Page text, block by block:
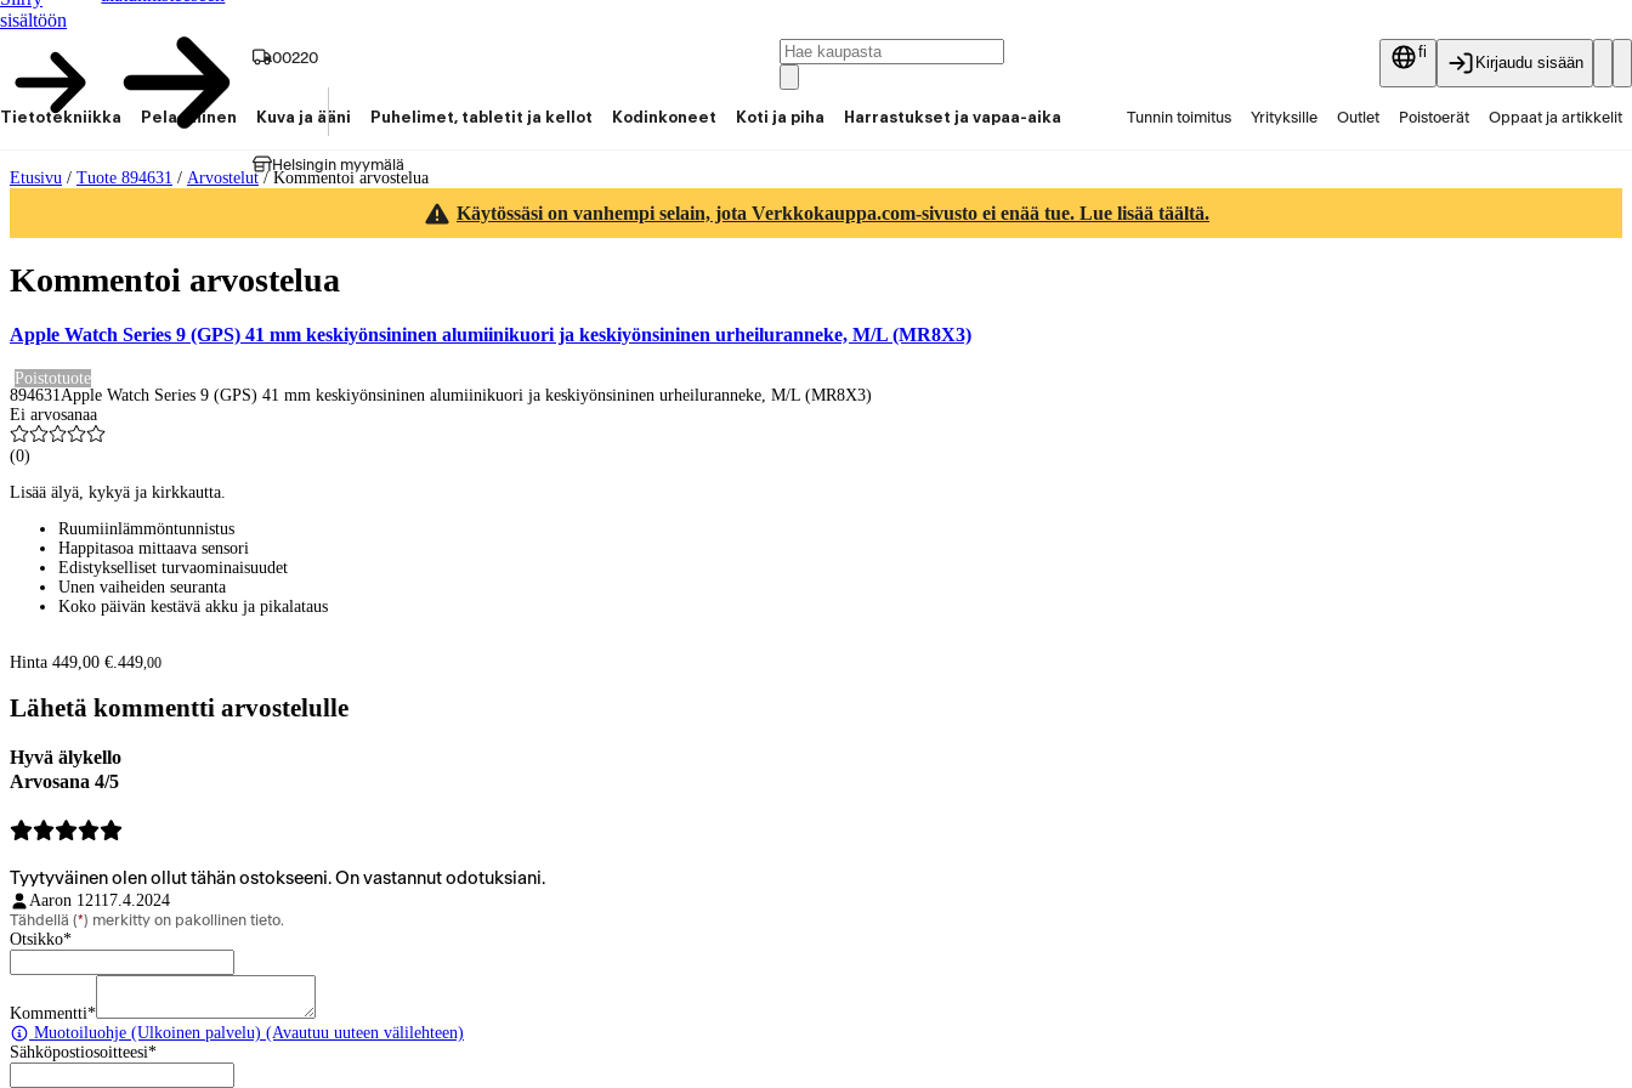
sisältöön
00220
Helsingin myymälä
fi
Kirjaudu sisään
Tietotekniikka Pelaaminen Kuva ja ääni Puhelimet, tabletit ja kellot Kodinkoneet Koti ja piha Harrastukset ja vapaa-aika Tunnin toimitus Yrityksille Outlet Poistoerät Oppaat ja artikkelit
Etusivu / Tuote 894631 / Arvostelut/ Kommentoi arvostelua
Käytössäsi on vanhempi selain, jota Verkkokauppa.com-sivusto ei enää tue. Lue lisää täältä.
Kommentoi arvostelua
Apple Watch Series 9 (GPS) 41 mm keskiyönsininen alumiinikuori ja keskiyönsininen urheiluranneke, M/L (MR8X3)
Poistotuote
894631Apple Watch Series 9 (GPS) 41 mm keskiyönsininen alumiinikuori ja keskiyönsininen urheiluranneke, M/L (MR8X3)
Ei arvosanaa
(0)
Lisää älyä, kykyä ja kirkkautta.
Ruumiinlämmöntunnistus
Happitasoa mittaava sensori
Edistykselliset turvaominaisuudet
Unen vaiheiden seuranta
Koko päivän kestävä akku ja pikalataus
Hinta 449,00 €.449,00
Lähetä kommentti arvostelulle
Hyvä älykello
Arvosana 4/5
Tyytyväinen olen ollut tähän ostokseeni. On vastannut odotuksiani.
Aaron 12117.4.2024
Tähdellä (*) merkitty on pakollinen tieto.
Otsikko*
Kommentti*
Muotoiluohje (Ulkoinen palvelu) (Avautuu uuteen välilehteen)
Sähköpostiosoitteesi*